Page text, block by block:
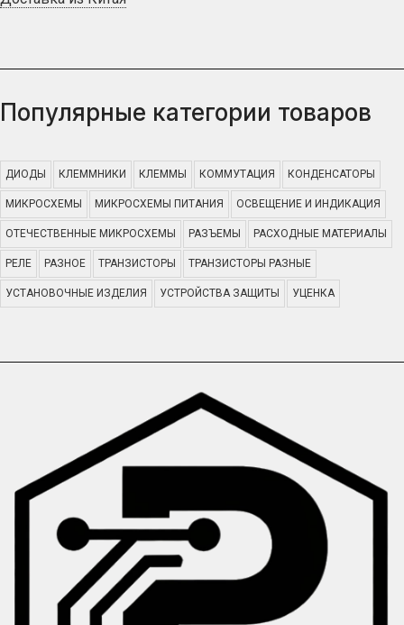
Популярные категории товаров
ДИОДЫ КЛЕММНИКИ КЛЕММЫ КОММУТАЦИЯ КОНДЕНСАТОРЫ
МИКРОСХЕМЫ МИКРОСХЕМЫ ПИТАНИЯ ОСВЕЩЕНИЕ И ИНДИКАЦИЯ
ОТЕЧЕСТВЕННЫЕ МИКРОСХЕМЫ РАЗЪЕМЫ РАСХОДНЫЕ МАТЕРИАЛЫ
РЕЛЕ РАЗНОЕ ТРАНЗИСТОРЫ ТРАНЗИСТОРЫ РАЗНЫЕ
УСТАНОВОЧНЫЕ ИЗДЕЛИЯ УСТРОЙСТВА ЗАЩИТЫ УЦЕНКА